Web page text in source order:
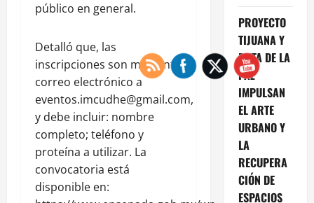
público en general.
Detalló que, las
inscripciones son mediante
correo electrónico a
eventos.imcudhe@gmail.com,
y debe incluir: nombre
completo; teléfono y
proteína a utilizar. La
convocatoria está
disponible en:
PROYECTO
TIJUANA Y
RUTA DE LA
PAZ
IMPULSAN
EL ARTE
URBANO Y
LA
RECUPERA
CIÓN DE
ESPACIOS